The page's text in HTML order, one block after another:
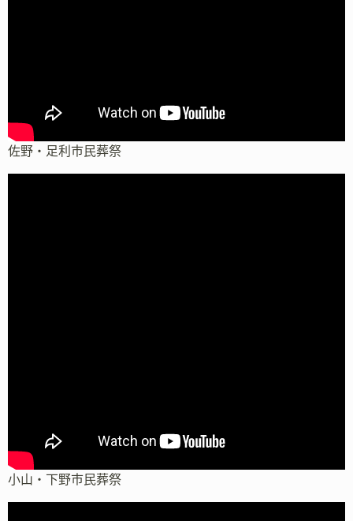
佐野・足利市民葬祭
小山・下野市民葬祭